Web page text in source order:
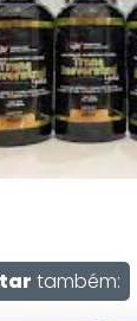
também: